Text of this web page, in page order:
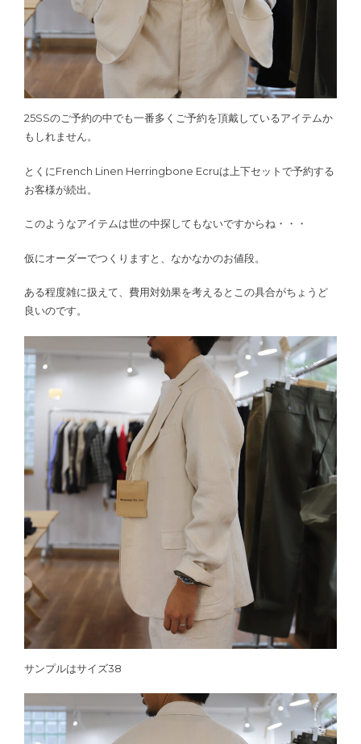
25SSのご予約の中でも一番多くご予約を頂戴しているアイテムか
もしれません。
とくにFrench Linen Herringbone Ecruは上下セットで予約する
お客様が続出。
このようなアイテムは世の中探してもないですからね・・・
仮にオーダーでつくりますと、なかなかのお値段。
ある程度雑に扱えて、費用対効果を考えるとこの具合がちょうど
良いのです。
サンプルはサイズ38